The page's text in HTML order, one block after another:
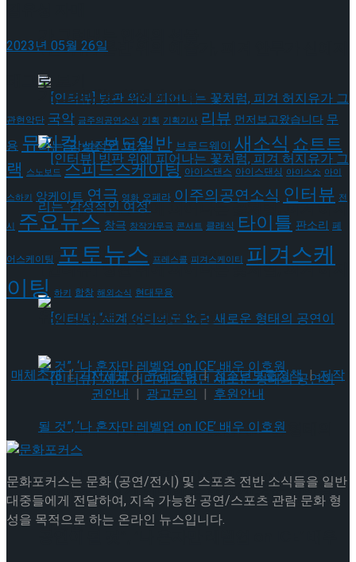
가 그려내는 인생의 선율
[인터뷰] 빙판 위에 피어나는 꽃처럼, 피겨 허지
유가 그리는 ‘감성적인 여정’
[인터뷰] “세계 어디에도 없던 새로운 형태의
공연이 될 것”, ‘나 혼자만 레벨업 on ICE’ 배우
이호원
[인터뷰] 은반 위의 예술가, 피겨 안무가 신예지
가 그려내는 인생의 선율
[인터뷰] 빙판 위에 피어나는 꽃처럼, 피겨 허지
유가 그리는 ‘감성적인 여정’
[인터뷰] “세계 어디에도 없던 새로운 형태의
2023년 05월 26일
태그로 보기
관현악단 국악 금주의공연소식 기획 기획기사 리뷰 먼저보고왔습니다 무
용 뮤지컬 발레 보도일반 브로드웨이 새소식쇼트트
랙 스노보드 스피드스케이팅 아이스댄스 아이스댄싱 아이스쇼 아이
스하키 앙케이트 연극 영화 오페라 이주의공연소식 인터뷰 전
시 주요뉴스 창극 창작가무극 콘서트 클래식 타이틀 판소리 페
어스케이팅 포토뉴스 프레스콜 피겨스케이티 피겨스케
이팅 하키 합창 해외소식 현대무용
매체소개|기사제보|윤리강령|청소년보호정책|저작
권안내 | 광고문의 | 후원안내
문화포커스는 문화 (공연/전시) 및 스포츠 전반 소식들을 일반
대중들에게 전달하여, 지속 가능한 공연/스포츠 관람 문화 형
성을 목적으로 하는 온라인 뉴스입니다.